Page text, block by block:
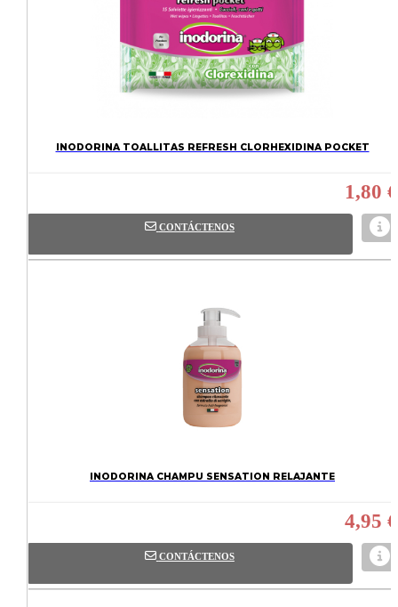
INODORINA TOALLITAS REFRESH CLORHEXIDINA POCKET
1,80 €
CONTÁCTENOS
INODORINA CHAMPU SENSATION RELAJANTE
4,95 €
CONTÁCTENOS